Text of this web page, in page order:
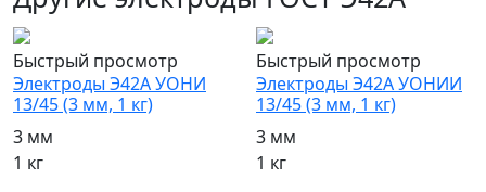
Быстрый просмотр
Электроды Э42А УОНИ
13/45 (3 мм, 1 кг)
3 мм
1 кг
Быстрый просмотр
Электроды Э42А УОНИИ
13/45 (3 мм, 1 кг)
3 мм
1 кг